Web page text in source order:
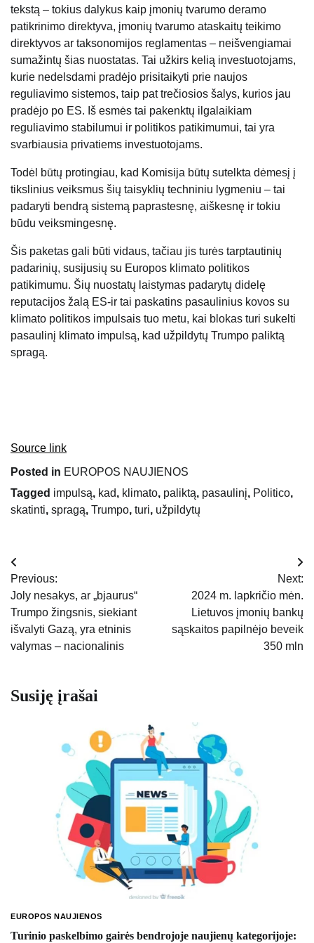
tekstą – tokius dalykus kaip įmonių tvarumo deramo
patikrinimo direktyva, įmonių tvarumo ataskaitų teikimo
direktyvos ar taksonomijos reglamentas – neišvengiamai
sumažintų šias nuostatas. Tai užkirs kelią investuotojams,
kurie nedelsdami pradėjo prisitaikyti prie naujos
reguliavimo sistemos, taip pat trečiosios šalys, kurios jau
pradėjo po ES. Iš esmės tai pakenktų ilgalaikiam
reguliavimo stabilumui ir politikos patikimumui, tai yra
svarbiausia privatiems investuotojams.
Todėl būtų protingiau, kad Komisija būtų sutelkta dėmesį į
tikslinius veiksmus šių taisyklių techniniu lygmeniu – tai
padaryti bendrą sistemą paprastesnę, aiškesnę ir tokiu
būdu veiksmingesnę.
Šis paketas gali būti vidaus, tačiau jis turės tarptautinių
padarinių, susijusių su Europos klimato politikos
patikimumu. Šių nuostatų laistymas padarytų didelę
reputacijos žalą ES-ir tai paskatins pasaulinius kovos su
klimato politikos impulsais tuo metu, kai blokas turi sukelti
pasaulinį klimato impulsą, kad užpildytų Trumpo paliktą
spragą.
Source link
Posted in EUROPOS NAUJIENOS
Tagged impulsą, kad, klimato, paliktą, pasaulinį, Politico,
skatinti, spragą, Trumpo, turi, užpildytų
Navigacija
tarp
įrašų
Previous:
Joly nesakys, ar „bjaurus“
Trumpo žingsnis, siekiant
išvalyti Gazą, yra etninis
valymas – nacionalinis
Next:
2024 m. lapkričio mėn.
Lietuvos įmonių bankų
sąskaitos papilnėjo beveik
350 mln
Susiję įrašai
EUROPOS NAUJIENOS
Turinio paskelbimo gairės bendrojoje naujienų kategorijoje: